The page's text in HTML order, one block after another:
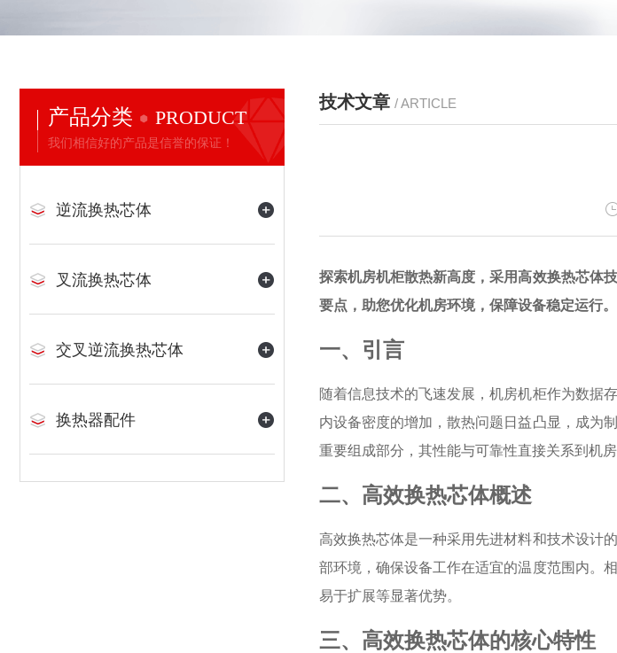
产品分类 PRODUCT
我们相信好的产品是信誉的保证！
逆流换热芯体
叉流换热芯体
交叉逆流换热芯体
换热器配件
技术文章 / ARTICLE
探索机房机柜散热新高度，采用高效换热芯体
要点，助您优化机房环境，保障设备稳定运行。
一、引言
随着信息技术的飞速发展，机房机柜作为数据
内设备密度的增加，散热问题日益凸显，成为
重要组成部分，其性能与可靠性直接关系到机房
二、高效换热芯体概述
高效换热芯体是一种采用先进材料和技术设计
部环境，确保设备工作在适宜的温度范围内。
易于扩展等显著优势。
三、高效换热芯体的核心特性